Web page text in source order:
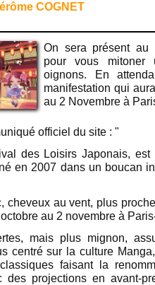
COGNET
On sera présent au
pour vous mitoner
oignons. En
manifestation qui
au 2 Novembre à
officiel du site : "
des Loisirs Japonais,
en 2007 dans un boucan
cheveux au vent, plus
au 2 novembre à
mais plus mignon,
centré sur la culture
faisant la
des projections en avant-